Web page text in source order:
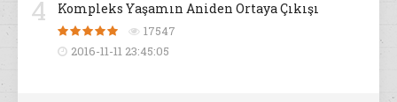
4 Kompleks Yaşamın Aniden Ortaya Çıkışı
17547
2016-11-11 23:45:05